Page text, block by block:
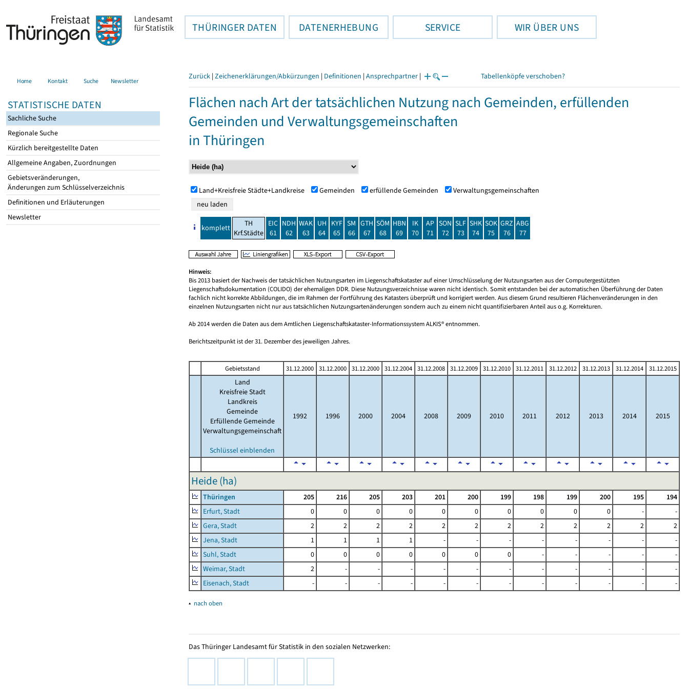
THÜRINGER DATEN DATENERHEBUNG SERVICE WIR ÜBER UNS
Home Kontakt Suche Newsletter
STATISTISCHE DATEN
Sachliche Suche
Regionale Suche
Kürzlich bereitgestellte Daten
Allgemeine Angaben, Zuordnungen
Gebietsveränderungen,
Änderungen zum Schlüsselverzeichnis
Definitionen und Erläuterungen
Newsletter
Zurück | Zeichenerklärungen/Abkürzungen | Definitionen | Ansprechpartner | Tabellenköpfe verschoben?
Flächen nach Art der tatsächlichen Nutzung nach Gemeinden, erfüllenden
Gemeinden und Verwaltungsgemeinschaften
in Thüringen
Land+Kreisfreie Städte+Landkreise Gemeinden erfüllende Gemeinden Verwaltungsgemeinschaften
komplett
TH
Krf.Städte
EIC
61
NDH
62
WAK
63
UH
64
KYF
65
SM
66
GTH
67
SÖM
68
HBN
69
IK
70
AP
71
SON
72
SLF
73
SHK
74
SOK
75
GRZ
76
ABG
77
Hinweis:
Bis 2013 basiert der Nachweis der tatsächlichen Nutzungsarten im Liegenschaftskataster auf einer Umschlüsselung der Nutzungsarten aus der Computergestützten
Liegenschaftsdokumentation (COLIDO) der ehemaligen DDR. Diese Nutzungsverzeichnisse waren nicht identisch. Somit entstanden bei der automatischen Überführung der Daten
fachlich nicht korrekte Abbildungen, die im Rahmen der Fortführung des Katasters überprüft und korrigiert werden. Aus diesem Grund resultieren Flächenveränderungen in den
einzelnen Nutzungsarten nicht nur aus tatsächlichen Nutzungsartenänderungen sondern auch zu einem nicht quantifizierbaren Anteil aus o.g. Korrekturen.
Ab 2014 werden die Daten aus dem Amtlichen Liegenschaftskataster-Informationssystem ALKIS® entnommen.
Berichtszeitpunkt ist der 31. Dezember des jeweiligen Jahres.
Gebietsstand 31.12.2000 31.12.2000 31.12.2000 31.12.2004 31.12.2008 31.12.2009 31.12.2010 31.12.2011 31.12.2012 31.12.2013 31.12.2014 31.12.2015
Land
Kreisfreie Stadt
Landkreis
Gemeinde
Erfüllende Gemeinde
Verwaltungsgemeinschaft
Schlüssel einblenden
1992 1996 2000 2004 2008 2009 2010 2011 2012 2013 2014 2015
Heide (ha)
Thüringen 205 216 205 203 201 200 199 198 199 200 195
194
Erfurt, Stadt
0 0 0 0 0 0 0 0 0 0 -
-
Gera, Stadt
2 2 2 2 2 2 2 2 2 2 2
2
Jena, Stadt
1 1 1 1 - - - - - - -
-
Suhl, Stadt
0 0 0 0 0 0 0 - - - -
-
Weimar, Stadt
2 - - - - - - - - - -
-
Eisenach, Stadt
- - - - - - - - - - - -
▴ nach oben
Das Thüringer Landesamt für Statistik in den sozialen Netzwerken: